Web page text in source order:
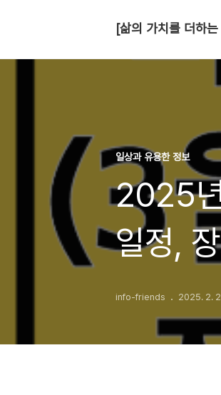
[삶의 가치를 더하
일상과 유용한 정보
2025
일정,
info-friends 2025. 2.